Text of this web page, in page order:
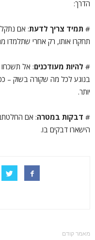
הדרך:
# תמיד צריך לדעת: אם
תחקרו אותו, רק אחרי שתלמדו
# להיות מעודכנים: אל תשכחו
בנוגע לכל מה שקורה בשוק –
יותר.
# דבקות במטרה: אם
הישארו דבקים בו.
מאמר קודם